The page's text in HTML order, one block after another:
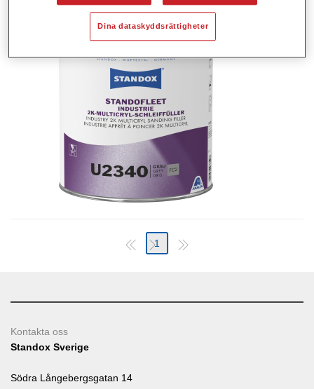
Mer information
1
Kontakta oss
Standox Sverige
Södra Långebergsgatan 14
Dina dataskyddsrättigheter